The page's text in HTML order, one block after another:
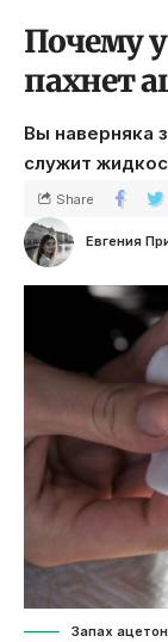
Почему
пахнет
Вы наверняка
служит
Евгения
Share
Запах